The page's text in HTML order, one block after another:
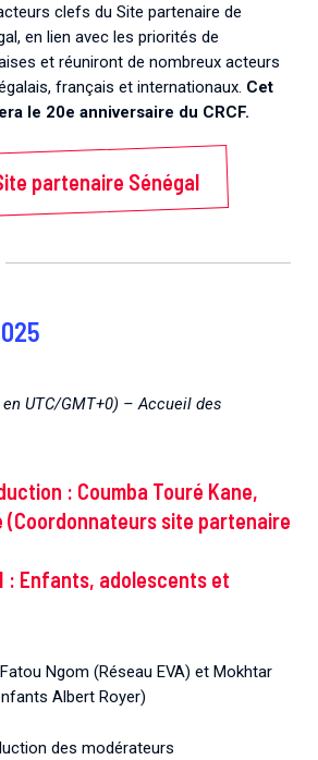
clefs du Site partenaire de
en lien avec les priorités de
et réuniront de nombreux acteurs
français et internationaux. Cet
le 20e anniversaire du CRCF.
partenaire Sénégal
UTC/GMT+0) – Accueil des
: Coumba Touré Kane,
(Coordonnateurs site partenaire
: Enfants, adolescents et
Ngom (Réseau EVA) et Mokhtar
Albert Royer)
des modérateurs